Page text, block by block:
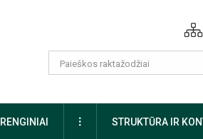
RENGINIAI DAUGIAUSTRUKTŪRA IR